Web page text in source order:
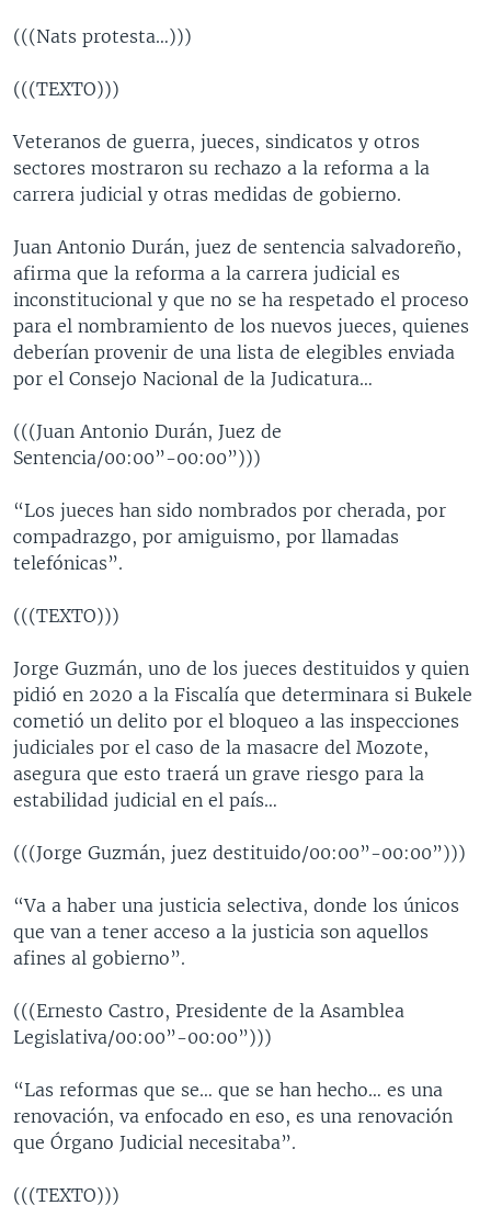
(((Nats protesta…)))
(((TEXTO)))
Veteranos de guerra, jueces, sindicatos y otros
sectores mostraron su rechazo a la reforma a la
carrera judicial y otras medidas de gobierno.
Juan Antonio Durán, juez de sentencia salvadoreño,
afirma que la reforma a la carrera judicial es
inconstitucional y que no se ha respetado el proceso
para el nombramiento de los nuevos jueces, quienes
deberían provenir de una lista de elegibles enviada
por el Consejo Nacional de la Judicatura…
(((Juan Antonio Durán, Juez de
Sentencia/00:00”-00:00”)))
“Los jueces han sido nombrados por cherada, por
compadrazgo, por amiguismo, por llamadas
telefónicas”.
(((TEXTO)))
Jorge Guzmán, uno de los jueces destituidos y quien
pidió en 2020 a la Fiscalía que determinara si Bukele
cometió un delito por el bloqueo a las inspecciones
judiciales por el caso de la masacre del Mozote,
asegura que esto traerá un grave riesgo para la
estabilidad judicial en el país…
(((Jorge Guzmán, juez destituido/00:00”-00:00”)))
“Va a haber una justicia selectiva, donde los únicos
que van a tener acceso a la justicia son aquellos
afines al gobierno”.
(((Ernesto Castro, Presidente de la Asamblea
Legislativa/00:00”-00:00”)))
“Las reformas que se… que se han hecho… es una
renovación, va enfocado en eso, es una renovación
que Órgano Judicial necesitaba”.
(((TEXTO)))